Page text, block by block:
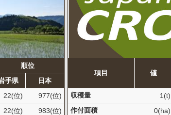
順位
手県
日本
22(位)
977(位)
22(位)
983(位)
項目 値
収穫量
1(t)
作付面積
0(ha)